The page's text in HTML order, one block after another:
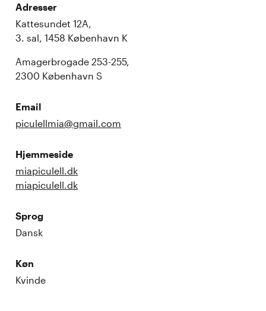
Adresser
Kattesundet 12A,
3. sal, 1458 København K
Amagerbrogade 253-255,
2300 København S
Email
piculellmia@gmail.com
Hjemmeside
miapiculell.dk
miapiculell.dk
Sprog
Dansk
Køn
Kvinde